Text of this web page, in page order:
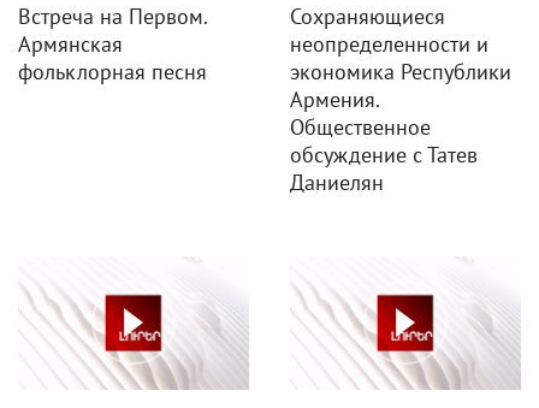
Встреча на Первом.
Армянская
фольклорная песня
Сохраняющиеся
неопределенности и
экономика Республики
Армения.
Общественное
обсуждение с Татев
Даниелян